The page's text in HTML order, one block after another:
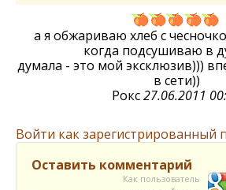
а я обжариваю хлеб с
когда подсушиваю в
думала - это мой эксклюзив)))
в сети))
Рокс27.06.2011
Войти как зарегистрированный
Оставить комментарий
Как пользователь